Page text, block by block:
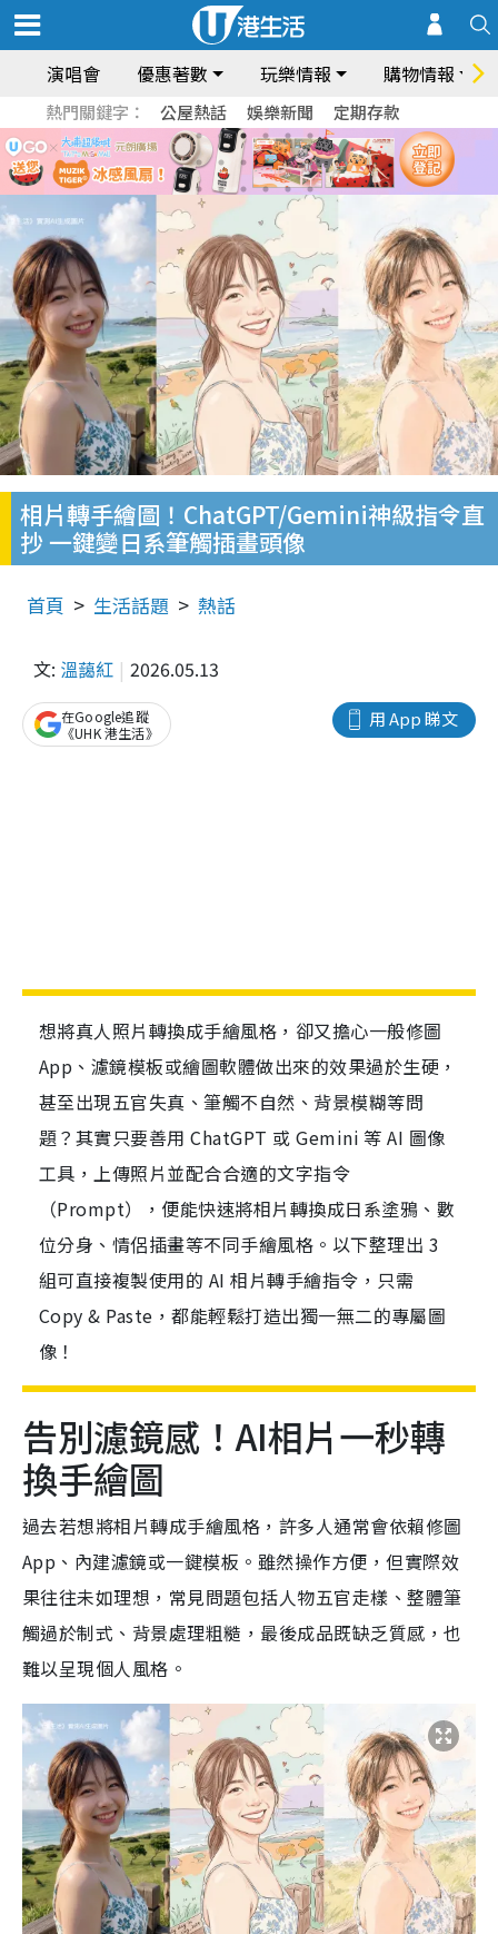
演唱會 優惠著數 玩樂情報 購物情報
熱門關鍵字： 公屋熱話 娛樂新聞 定期存款
相片轉手繪圖！ChatGPT/Gemini神級指令直
抄 一鍵變日系筆觸插畫頭像
首頁 生活話題 熱話
文: 溫藹紅 2026.05.13
用 App 睇文
在Google追蹤
《UHK 港生活》
想將真人照片轉換成手繪風格，卻又擔心一般修圖
App、濾鏡模板或繪圖軟體做出來的效果過於生硬，
甚至出現五官失真、筆觸不自然、背景模糊等問
題？其實只要善用 ChatGPT 或 Gemini 等 AI 圖像
工具，上傳照片並配合合適的文字指令
（Prompt），便能快速將相片轉換成日系塗鴉、數
位分身、情侶插畫等不同手繪風格。以下整理出 3
組可直接複製使用的 AI 相片轉手繪指令，只需
Copy & Paste，都能輕鬆打造出獨一無二的專屬圖
像！
告別濾鏡感！AI相片一秒轉
換手繪圖
過去若想將相片轉成手繪風格，許多人通常會依賴修圖
App、內建濾鏡或一鍵模板。雖然操作方便，但實際效
果往往未如理想，常見問題包括人物五官走樣、整體筆
觸過於制式、背景處理粗糙，最後成品既缺乏質感，也
難以呈現個人風格。